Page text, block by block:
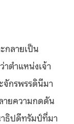
กลายเป็น
ตำแหน่งเจ้า
จักรพรรดินีมา
ายความกดดัน
าธิปดีทรัมป์ที่มา